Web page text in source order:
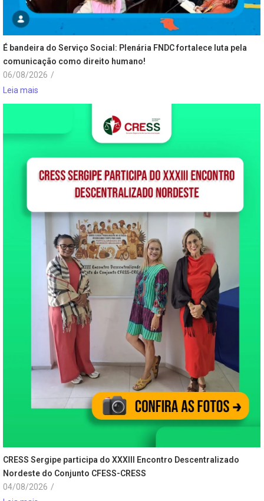
É bandeira do Serviço Social: Plenária FNDC fortalece luta pela
comunicação como direito humano!
06/08/2026 /
Leia mais
CRESS Sergipe participa do XXXIII Encontro Descentralizado
Nordeste do Conjunto CFESS-CRESS
04/08/2026 /